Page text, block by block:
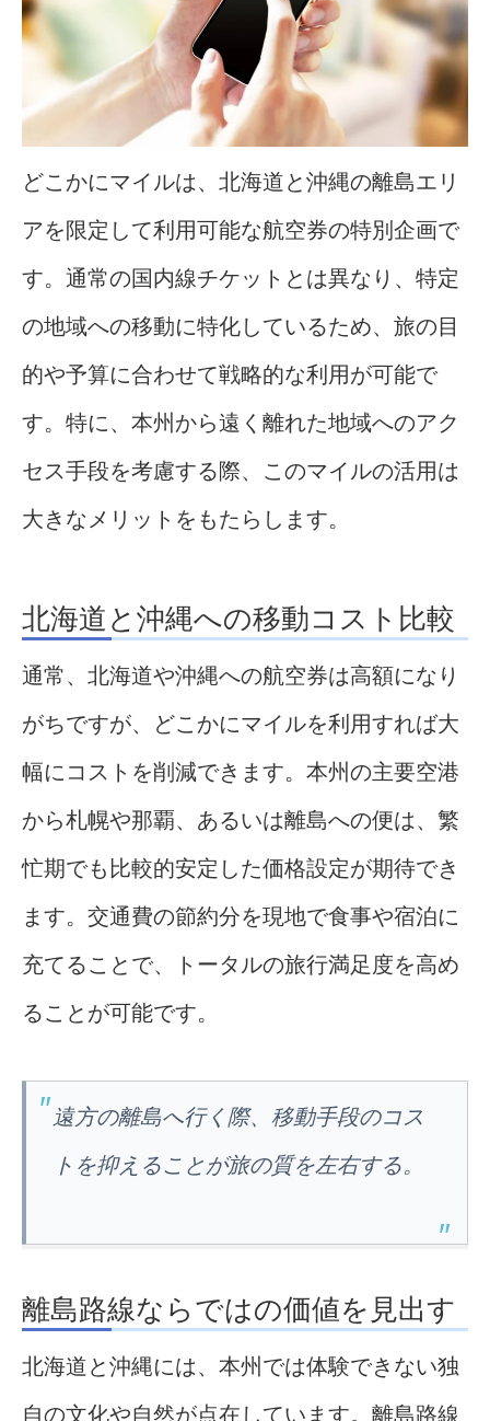
どこかにマイルは、北海道と沖縄の離島エリ
アを限定して利用可能な航空券の特別企画で
す。通常の国内線チケットとは異なり、特定
の地域への移動に特化しているため、旅の目
的や予算に合わせて戦略的な利用が可能で
す。特に、本州から遠く離れた地域へのアク
セス手段を考慮する際、このマイルの活用は
大きなメリットをもたらします。
北海道と沖縄への移動コスト比較
通常、北海道や沖縄への航空券は高額になり
がちですが、どこかにマイルを利用すれば大
幅にコストを削減できます。本州の主要空港
から札幌や那覇、あるいは離島への便は、繁
忙期でも比較的安定した価格設定が期待でき
ます。交通費の節約分を現地で食事や宿泊に
充てることで、トータルの旅行満足度を高め
ることが可能です。
遠方の離島へ行く際、移動手段のコス
トを抑えることが旅の質を左右する。
離島路線ならではの価値を見出す
北海道と沖縄には、本州では体験できない独
自の文化や自然が点在しています。離島路線